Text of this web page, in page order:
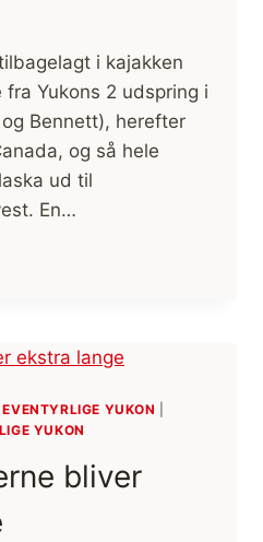
i kajakken
Yukons 2 udspring i
Bennett), herefter
og så hele
ud til
En…
YUKON
YUKON
bliver